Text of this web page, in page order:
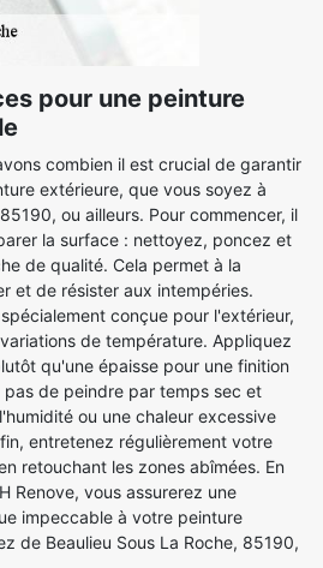
pour une peinture
combien il est crucial de garantir
extérieure, que vous soyez à
ou ailleurs. Pour commencer, il
la surface : nettoyez, poncez et
de qualité. Cela permet à la
et de résister aux intempéries.
conçue pour l'extérieur,
de température. Appliquez
qu'une épaisse pour une finition
de peindre par temps sec et
ou une chaleur excessive
entretenez régulièrement votre
retouchant les zones abîmées. En
Renove, vous assurerez une
impeccable à votre peinture
de Beaulieu Sous La Roche, 85190,